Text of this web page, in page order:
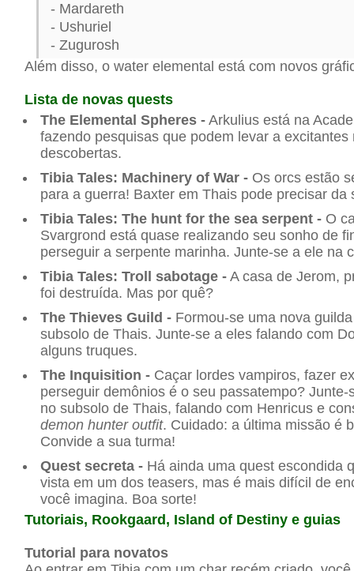
- Mardareth
- Ushuriel
- Zugurosh
Além disso, o water elemental está com novos
Lista de novas quests
The Elemental Spheres - Arkulius está na
fazendo pesquisas que podem levar a excitantes
descobertas.
Tibia Tales: Machinery of War - Os orcs estão
para a guerra! Baxter em Thais pode precisar da
Tibia Tales: The hunt for the sea serpent - O
Svargrond está quase realizando seu sonho de
perseguir a serpente marinha. Junte-se a ele na
Tibia Tales: Troll sabotage - A casa de Jerom,
foi destruída. Mas por quê?
The Thieves Guild - Formou-se uma nova
subsolo de Thais. Junte-se a eles falando com
alguns truques.
The Inquisition - Caçar lordes vampiros, fazer
perseguir demônios é o seu passatempo? Junte-
no subsolo de Thais, falando com Henricus e
demon hunter outfit. Cuidado: a última missão é
Convide a sua turma!
Quest secreta - Há ainda uma quest escondida
vista em um dos teasers, mas é mais difícil de
você imagina. Boa sorte!
Tutoriais, Rookgaard, Island of Destiny e guias
Tutorial para novatos